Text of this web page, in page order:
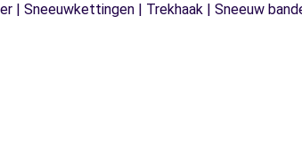
| Sneeuwkettingen | Trekhaak | Sneeuw